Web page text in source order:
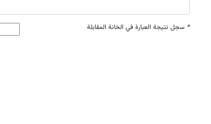
* سجل نتيجة العبارة في الخانة المقابلة